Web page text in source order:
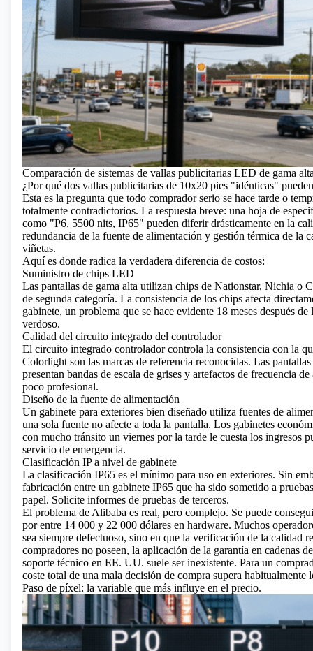
Comparación de sistemas de vallas publicitarias LED de gama
¿Por qué dos vallas publicitarias de 10x20 pies "idénticas"
Esta es la pregunta que todo comprador serio se hace tarde o
totalmente contradictorios. La respuesta breve: una hoja de
como "P6, 5500 nits, IP65" pueden diferir drásticamente en la
redundancia de la fuente de alimentación y gestión térmica de la
viñetas.
Aquí es donde radica la verdadera diferencia de costos:
Suministro de chips LED
Las pantallas de gama alta utilizan chips de Nationstar, Nichia o
de segunda categoría. La consistencia de los chips afecta
gabinete, un problema que se hace evidente 18 meses después
verdoso.
Calidad del circuito integrado del controlador
El circuito integrado controlador controla la consistencia con la
Colorlight son las marcas de referencia reconocidas. Las
presentan bandas de escala de grises y artefactos de frecuencia
poco profesional.
Diseño de la fuente de alimentación
Un gabinete para exteriores bien diseñado utiliza fuentes de
una sola fuente no afecte a toda la pantalla. Los gabinetes
con mucho tránsito un viernes por la tarde le cuesta los ingresos
servicio de emergencia.
Clasificación IP a nivel de gabinete
La clasificación IP65 es el mínimo para uso en exteriores. Sin
fabricación entre un gabinete IP65 que ha sido sometido a
papel. Solicite informes de pruebas de terceros.
El problema de Alibaba es real, pero complejo. Se puede
por entre 14 000 y 22 000 dólares en hardware. Muchos
sea siempre defectuoso, sino en que la verificación de la calidad
compradores no poseen, la aplicación de la garantía en cadenas
soporte técnico en EE. UU. suele ser inexistente. Para un
coste total de una mala decisión de compra supera
Paso de píxel: la variable que más influye en el precio.